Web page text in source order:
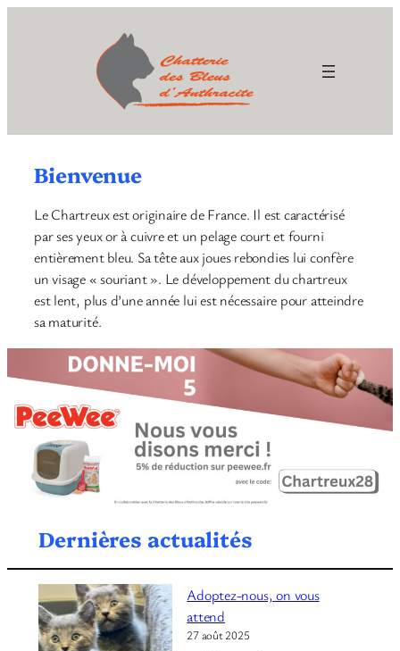
Bienvenue
Le Chartreux est originaire de France. Il est caractérisé
par ses yeux or à cuivre et un pelage court et fourni
entièrement bleu. Sa tête aux joues rebondies lui confère
un visage « souriant ». Le développement du chartreux
est lent, plus d’une année lui est nécessaire pour atteindre
sa maturité.
Dernières actualités
Adoptez-nous, on vous
attend
27 août 2025